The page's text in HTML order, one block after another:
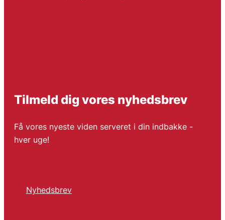
Tilmeld dig vores nyhedsbrev
Få vores nyeste viden serveret i din indbakke -
hver uge!
Nyhedsbrev